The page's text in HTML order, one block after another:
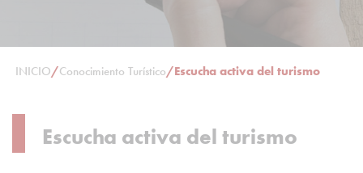
INICIO/Conocimiento Turístico/Escucha activa del turismo
Escucha activa del turismo